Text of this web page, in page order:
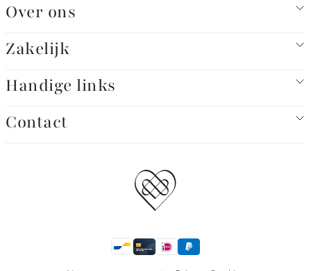
Over ons
Zakelijk
Handige links
Contact